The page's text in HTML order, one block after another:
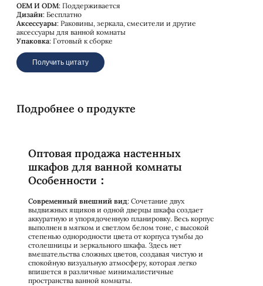
OEM И ODM: Поддерживается
Дизайн: Бесплатно
Аксессуары: Раковины, зеркала, смесители и другие
аксессуары для ванной комнаты
Упаковка: Готовый к сборке
Получить цитату
Подробнее о продукте
Оптовая продажа настенных
шкафов для ванной комнаты
Особенности：
Современный внешний вид: Сочетание двух
выдвижных ящиков и одной дверцы шкафа создает
аккуратную и упорядоченную планировку. Весь корпус
выполнен в мягком и светлом белом тоне, с высокой
степенью однородности цвета от корпуса тумбы до
столешницы и зеркального шкафа. Здесь нет
вмешательства сложных цветов, создавая чистую и
спокойную визуальную атмосферу, которая легко
впишется в различные минималистичные
пространства ванной комнаты.